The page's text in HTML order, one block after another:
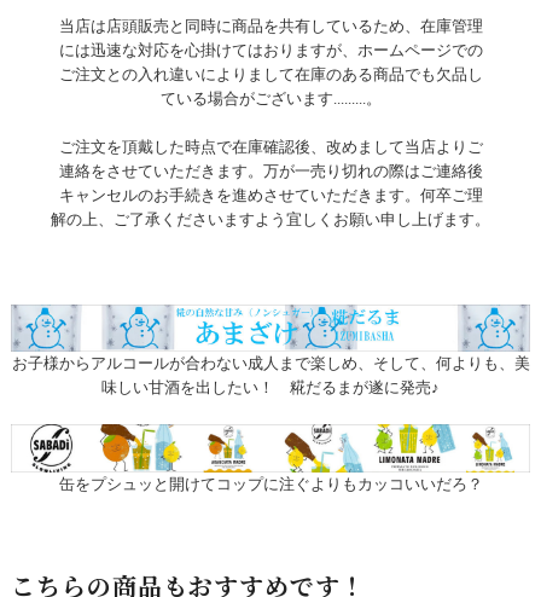
当店は店頭販売と同時に商品を共有しているため、在庫管理
には迅速な対応を心掛けてはおりますが、ホームページでの
ご注文との入れ違いによりまして在庫のある商品でも欠品し
ている場合がございます.........。
ご注文を頂戴した時点で在庫確認後、改めまして当店よりご
連絡をさせていただきます。万が一売り切れの際はご連絡後
キャンセルのお手続きを進めさせていただきます。何卒ご理
解の上、ご了承くださいますよう宜しくお願い申し上げます。
お子様からアルコールが合わない成人まで楽しめ、そして、何よりも、美
味しい甘酒を出したい！ 糀だるまが遂に発売♪
缶をプシュッと開けてコップに注ぐよりもカッコいいだろ？
こちらの商品もおすすめです！